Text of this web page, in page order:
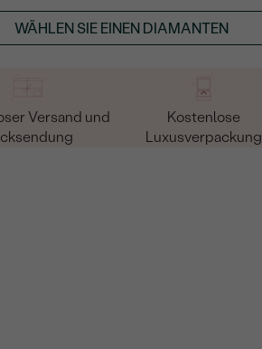
WÄHLEN SIE EINEN DIAMANTEN
Versand und
Kostenlose
Luxusverpackung